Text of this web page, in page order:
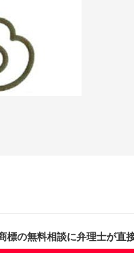
標の無料相談に弁理士が直